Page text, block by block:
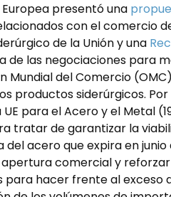
Europea presentó una
con el comercio
de la Unión y una
de las negociaciones para
Mundial del Comercio
productos siderúrgicos.
para el Acero y el Metal
tratar de garantizar la
del acero que expira en
comercial y
para hacer frente al exceso